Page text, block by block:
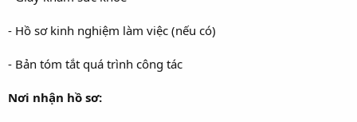
- Hồ sơ kinh nghiệm làm việc (nếu có)
- Bản tóm tắt quá trình công tác
Nơi nhận hồ sơ: